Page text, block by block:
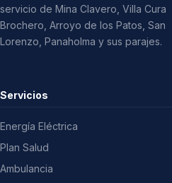
servicio de Mina Clavero, Villa Cura
Brochero, Arroyo de los Patos, San
Lorenzo, Panaholma y sus parajes.
Servicios
Energía Eléctrica
Plan Salud
Ambulancia